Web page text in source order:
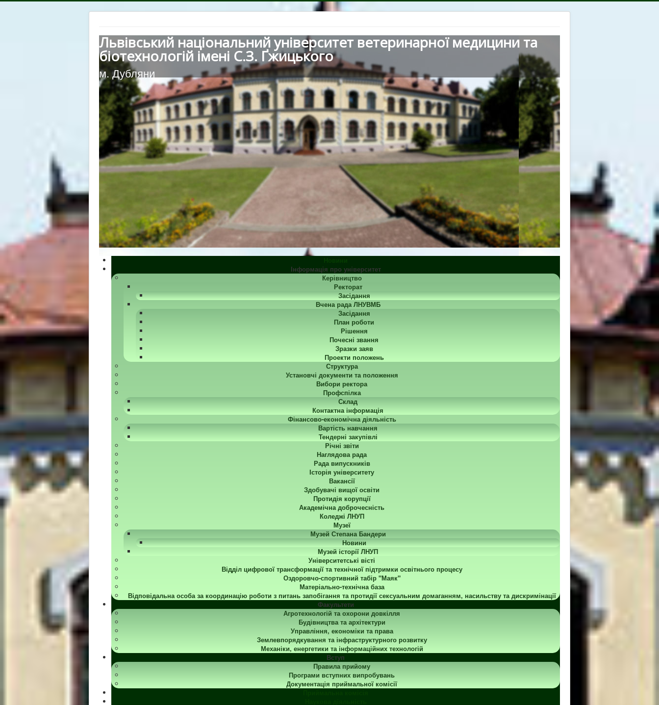
Львівський національний університет ветеринарної медицини та
біотехнологій імені С.З. Ґжицького
м. Дубляни
Інформація про університет
Керівництво
Ректорат
Засідання
Вчена рада ЛНУВМБ
Засідання
План роботи
Рішення
Почесні звання
Зразки заяв
Проекти положень
Структура
Установчі документи та положення
Вибори ректора
Профспілка
Склад
Контактна інформація
Фінансово-економічна діяльність
Вартість навчання
Тендерні закупівлі
Річні звіти
Наглядова рада
Рада випускників
Історія університету
Вакансії
Здобувачі вищої освіти
Протидія корупції
Академічна доброчесність
Коледжі ЛНУП
Музеї
Музей Степана Бандери
Новини
Музей історії ЛНУП
Університетські вісті
Відділ цифрової трансформації та технічної підтримки освітнього процесу
Оздоровчо-спортивний табір "Маяк"
Матеріально-технічна база
Відповідальна особа за координацію роботи з питань запобігання та протидії сексуальним домаганням, насильству та дискримінації
Факультети
Агротехнологій та охорони довкілля
Будівництва та архітектури
Управління, економіки та права
Землевпорядкування та інфраструктурного розвитку
Механіки, енергетики та інформаційних технологій
Вступ
Правила прийому
Програми вступних випробувань
Документація приймальної комісії